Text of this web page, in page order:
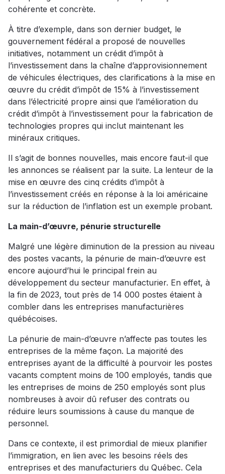
cohérente et concrète.
À titre d’exemple, dans son dernier budget, le
gouvernement fédéral a proposé de nouvelles
initiatives, notamment un crédit d’impôt à
l’investissement dans la chaîne d’approvisionnement
de véhicules électriques, des clarifications à la mise en
œuvre du crédit d’impôt de 15% à l’investissement
dans l’électricité propre ainsi que l’amélioration du
crédit d’impôt à l’investissement pour la fabrication de
technologies propres qui inclut maintenant les
minéraux critiques.
Il s’agit de bonnes nouvelles, mais encore faut-il que
les annonces se réalisent par la suite. La lenteur de la
mise en œuvre des cinq crédits d’impôt à
l’investissement créés en réponse à la loi américaine
sur la réduction de l’inflation est un exemple probant.
La main-d’œuvre, pénurie structurelle
Malgré une légère diminution de la pression au niveau
des postes vacants, la pénurie de main-d’œuvre est
encore aujourd’hui le principal frein au
développement du secteur manufacturier. En effet, à
la fin de 2023, tout près de 14 000 postes étaient à
combler dans les entreprises manufacturières
québécoises.
La pénurie de main-d’œuvre n’affecte pas toutes les
entreprises de la même façon. La majorité des
entreprises ayant de la difficulté à pourvoir les postes
vacants comptent moins de 100 employés, tandis que
les entreprises de moins de 250 employés sont plus
nombreuses à avoir dû refuser des contrats ou
réduire leurs soumissions à cause du manque de
personnel.
Dans ce contexte, il est primordial de mieux planifier
l’immigration, en lien avec les besoins réels des
entreprises et des manufacturiers du Québec. Cela